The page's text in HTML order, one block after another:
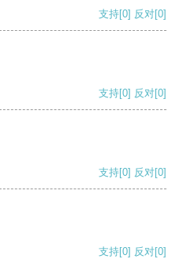
支持[0] 反对[0]
支持[0] 反对[0]
支持[0] 反对[0]
支持[0] 反对[0]